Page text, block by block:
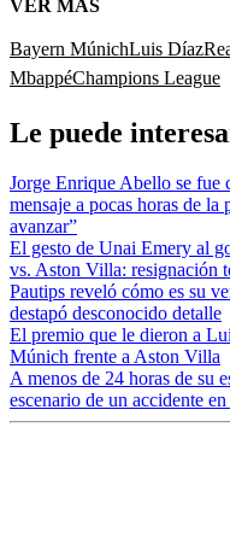
VER MÁS
Bayern MúnichLuis Díaz
MbappéChampions League
Le puede
Jorge Enrique Abello se fue
mensaje a pocas horas de
avanzar”
El gesto de Unai Emery al
vs. Aston Villa: resignación
Pautips reveló cómo es su
destapó desconocido detalle
El premio que le dieron a
Múnich frente a Aston Villa
A menos de 24 horas de su
escenario de un accidente